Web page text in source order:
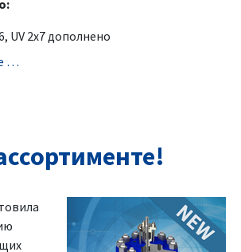
UV 2x7 дополненo
…